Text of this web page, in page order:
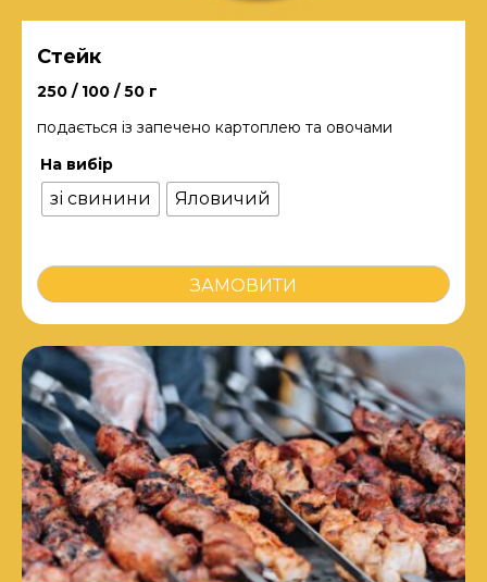
Стейк
250 / 100 / 50 г
подається із запечено картоплею та овочами
На вибір
зі свинини Яловичий
Стейк
кількість
ЗАМОВИТИ